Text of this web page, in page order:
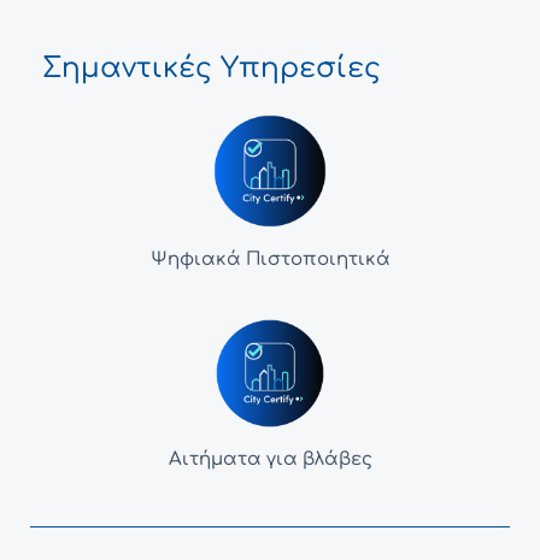
Σημαντικές Υπηρεσίες
Ψηφιακά Πιστοποιητικά
Αιτήματα για βλάβες